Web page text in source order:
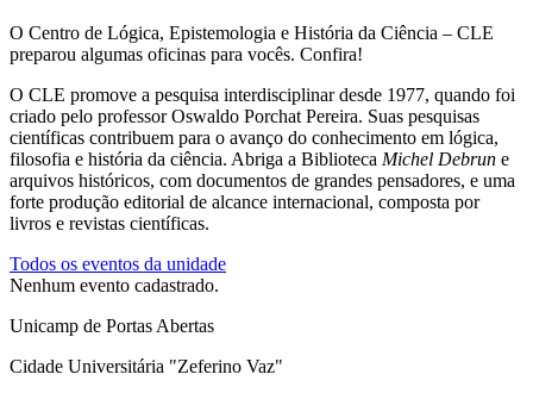
O Centro de Lógica, Epistemologia e História da Ciência – CLE
preparou algumas oficinas para vocês. Confira!
O CLE promove a pesquisa interdisciplinar desde 1977, quando foi
criado pelo professor Oswaldo Porchat Pereira. Suas pesquisas
científicas contribuem para o avanço do conhecimento em lógica,
filosofia e história da ciência. Abriga a Biblioteca Michel Debrun e
arquivos históricos, com documentos de grandes pensadores, e uma
forte produção editorial de alcance internacional, composta por
livros e revistas científicas.
Todos os eventos da unidade
Nenhum evento cadastrado.
Unicamp de Portas Abertas
Cidade Universitária "Zeferino Vaz"